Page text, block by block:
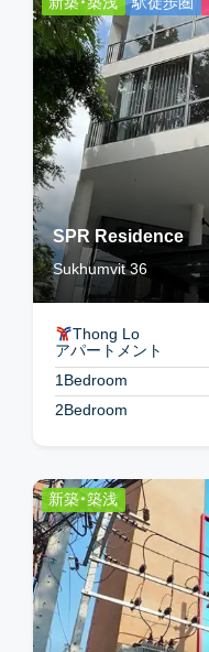
SPR Residence
Sukhumvit 36
Thong Lo
アパートメント
1Bedroom
2Bedroom
新築・築浅